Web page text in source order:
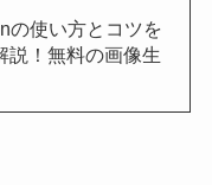
の使い方とコツを
説！無料の画像生